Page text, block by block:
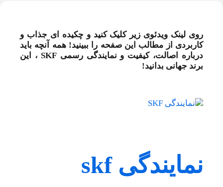
روی لینک ویدئوی زیر کلیک کنید و چکیده ای جذاب و
کاربردی از مطالب این صفحه را ببینید! همه آنچه باید
درباره اصالت، کیفیت و نمایندگی رسمی SKF ، این
برند جهانی بدانید!
نمایندگی skf